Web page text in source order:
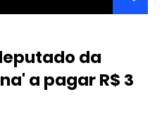
TRANSPARENTE E
da
a pagar R$ 3